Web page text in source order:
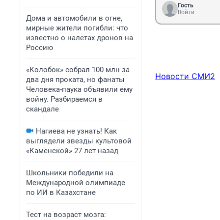
Дома и автомобили в огне,
мирные жители погибли: что
известно о налетах дронов на
Россию
«Колобок» собрал 100 млн за
два дня проката, но фанаты
Человека-паука объявили ему
войну. Разбираемся в
скандале
Нагиева не узнать! Как
выглядели звезды культовой
«Каменской» 27 лет назад
Школьники победили на
Международной олимпиаде
по ИИ в Казахстане
Тест на возраст мозга:
Гость
Войти
Новости СМИ2